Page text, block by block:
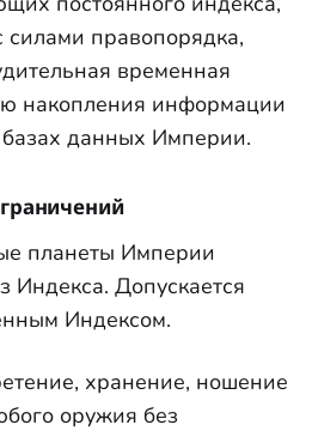
силами правопорядка,
временная
накопления информации
данных Империи.
планеты Империи
Индекса. Допускается
Индексом.
хранение, ношение
оружия без